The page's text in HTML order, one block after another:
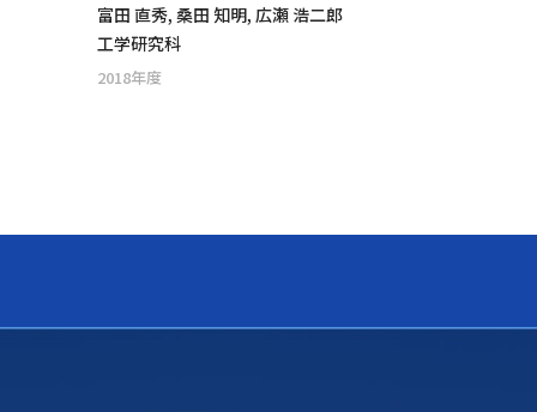
富田 直秀, 桑田 知明, 広瀬 浩二郎
工学研究科
2018年度